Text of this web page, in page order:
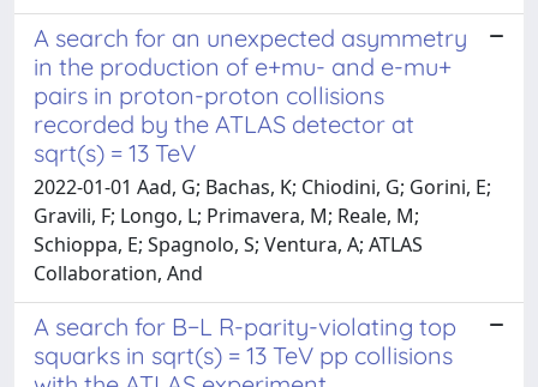
A search for an unexpected asymmetry
in the production of e+mu- and e-mu+
pairs in proton-proton collisions
recorded by the ATLAS detector at
sqrt(s) = 13 TeV
2022-01-01 Aad, G; Bachas, K; Chiodini, G; Gorini, E;
Gravili, F; Longo, L; Primavera, M; Reale, M;
Schioppa, E; Spagnolo, S; Ventura, A; ATLAS
Collaboration, And
A search for B−L R-parity-violating top
squarks in sqrt(s) = 13 TeV pp collisions